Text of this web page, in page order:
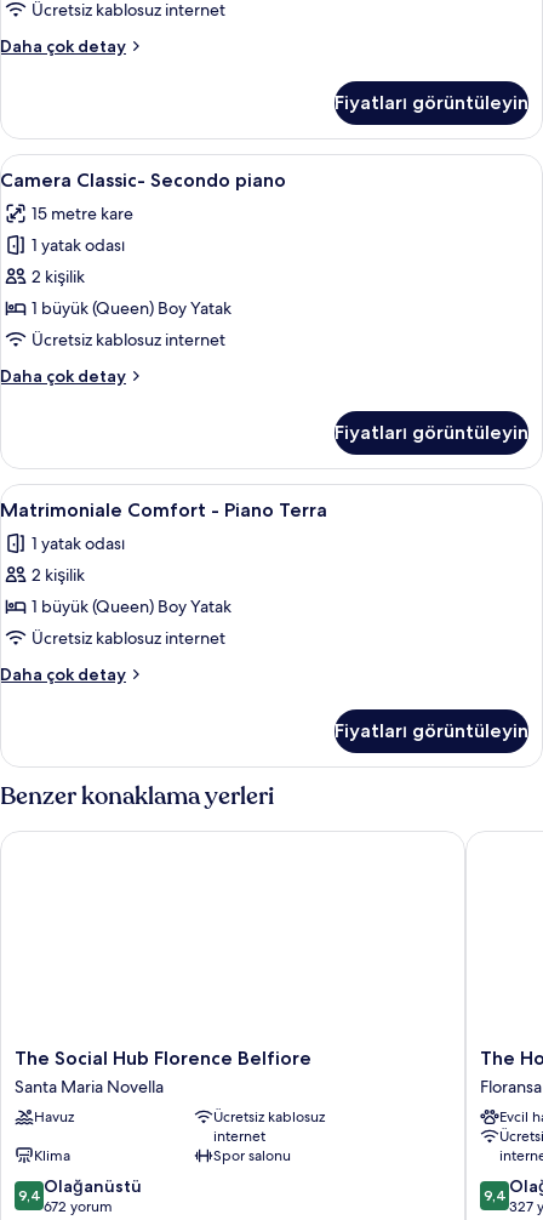
fotoğrafları
Ücretsiz kablosuz internet
Daha çok detay
Matrimoniale
-
Secondo
Piano
daha
fazla
detay
Fiyatları görüntüleyin
Camera
Classic-
Secondo
piano
için
tüm
fotoğrafları
Camera Classic- Secondo piano |
2
Camera Classic- Secondo piano
15 metre kare
1 yatak odası
2 kişilik
1 büyük (Queen) Boy Yatak
Ücretsiz kablosuz internet
Daha çok detay
Camera
hakkında
daha
fazla
Fiyatları görüntüleyin
Matrimoniale
Comfort
-
Piano
Terra
için
tüm
fotoğrafları
Matrimoniale Comfort - Piano Terra
5
Matrimoniale Comfort - Piano Terra
1 yatak odası
2 kişilik
1 büyük (Queen) Boy Yatak
Ücretsiz kablosuz internet
Daha çok detay
Matrimoniale
Terra
hakkında
daha
fazla
detay
Fiyatları görüntüleyin
Benzer konaklama yerleri
The
Social
Hub
Florence
Santa
Maria
Novella
The Social Hub Florence Belfiore
Santa Maria Novella
Havuz
Ücretsiz kablosuz
internet
Klima
Spor salonu
10
üzerinden
9,4 Olağanüstü
672 yorum
The Social Hub Florence Belfiore
The
Hoxton,
Florence
Floransa
Tarihi
Merkezi
The
Evcil
10
9,4
327
The